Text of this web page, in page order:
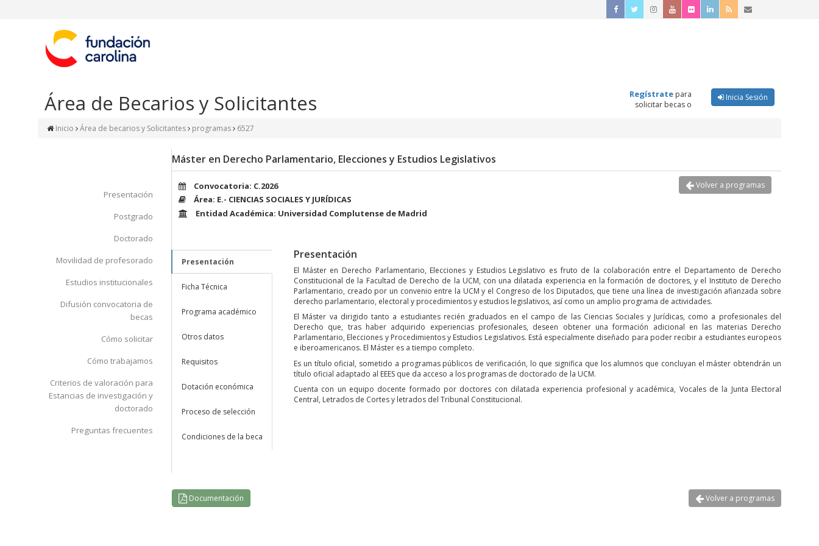
Área de Becarios y Solicitantes Regístrate para
solicitar becas o
Inicia Sesión
Inicio Área de becarios y Solicitantes programas 6527
Presentación
Postgrado
Doctorado
Movilidad de profesorado
Estudios institucionales
Difusión convocatoria de
becas
Cómo solicitar
Cómo trabajamos
Criterios de valoración para
Estancias de investigación y
doctorado
Preguntas frecuentes
Máster en Derecho Parlamentario, Elecciones y Estudios Legislativos
Convocatoria: C.2026
Área: E.- CIENCIAS SOCIALES Y JURÍDICAS
Entidad Académica: Universidad Complutense de Madrid
Volver a programas
Presentación
Ficha Técnica
Programa académico
Otros datos
Requisitos
Dotación económica
Proceso de selección
Condiciones de la beca
Presentación
El Máster en Derecho Parlamentario, Elecciones y Estudios Legislativo es fruto de la colaboración entre el Departamento de Derecho
Constitucional de la Facultad de Derecho de la UCM, con una dilatada experiencia en la formación de doctores, y el Instituto de Derecho
Parlamentario, creado por un convenio entre la UCM y el Congreso de los Diputados, que tiene una línea de investigación afianzada sobre
derecho parlamentario, electoral y procedimientos y estudios legislativos, así como un amplio programa de actividades.
El Máster va dirigido tanto a estudiantes recién graduados en el campo de las Ciencias Sociales y Jurídicas, como a profesionales del
Derecho que, tras haber adquirido experiencias profesionales, deseen obtener una formación adicional en las materias Derecho
Parlamentario, Elecciones y Procedimientos y Estudios Legislativos. Está especialmente diseñado para poder recibir a estudiantes europeos
e iberoamericanos. El Máster es a tiempo completo.
Es un título oficial, sometido a programas públicos de verificación, lo que significa que los alumnos que concluyan el máster obtendrán un
título oficial adaptado al EEES que da acceso a los programas de doctorado de la UCM.
Cuenta con un equipo docente formado por doctores con dilatada experiencia profesional y académica, Vocales de la Junta Electoral
Central, Letrados de Cortes y letrados del Tribunal Constitucional.
Documentación Volver a programas